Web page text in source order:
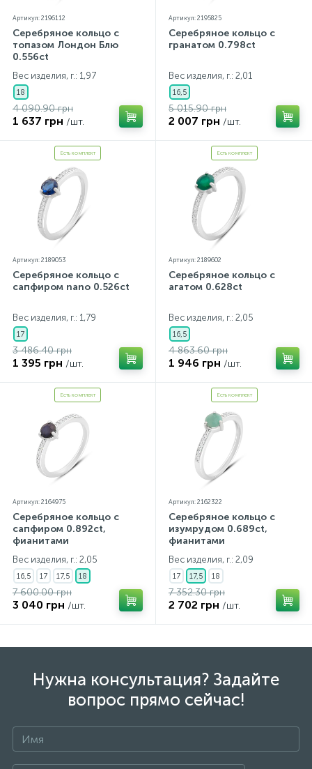
Артикул: 2196112
Серебряное кольцо с
топазом Лондон Блю
0.556ct
Вес изделия, г.: 1,97
18
4 090.90 грн
1 637 грн /шт.
Артикул: 2195825
Серебряное кольцо с
гранатом 0.798ct
Вес изделия, г.: 2,01
16,5
5 015.90 грн
2 007 грн /шт.
Есть комплект
Артикул: 2189053
Серебряное кольцо с
сапфиром nano 0.526ct
Вес изделия, г.: 1,79
17
3 486.40 грн
1 395 грн /шт.
Есть комплект
Артикул: 2189602
Серебряное кольцо с
агатом 0.628ct
Вес изделия, г.: 2,05
16,5
4 863.60 грн
1 946 грн /шт.
Есть комплект
Артикул: 2164975
Серебряное кольцо с
сапфиром 0.892ct,
фианитами
Вес изделия, г.: 2,05
16,5 17 17,5 18
7 600.00 грн
3 040 грн /шт.
Есть комплект
Артикул: 2162322
Серебряное кольцо с
изумрудом 0.689ct,
фианитами
Вес изделия, г.: 2,09
17 17,5 18
7 352.30 грн
2 702 грн /шт.
Нужна консультация? Задайте
вопрос прямо сейчас!